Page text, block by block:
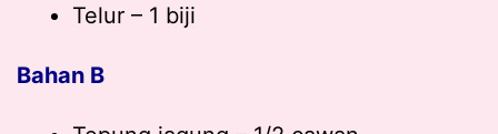
Telur – 1 biji
Bahan B